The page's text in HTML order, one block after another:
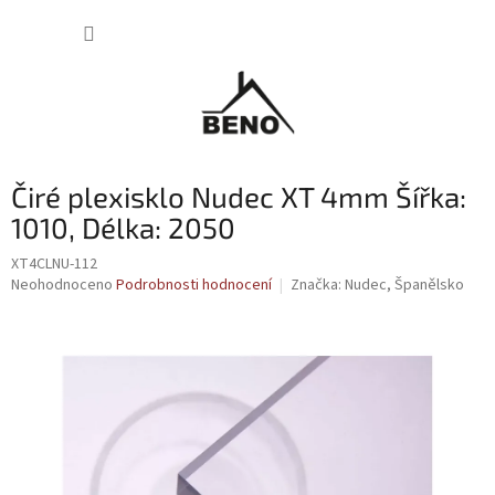
Čiré plexisklo Nudec XT 4mm Šířka:
1010, Délka: 2050
XT4CLNU-112
Průměrné
Neohodnoceno Podrobnosti hodnocení Značka: Nudec, Španělsko